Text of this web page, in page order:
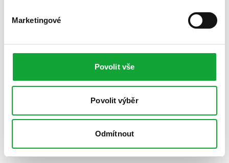
Marketingové
Povolit vše
Povolit výběr
Odmítnout